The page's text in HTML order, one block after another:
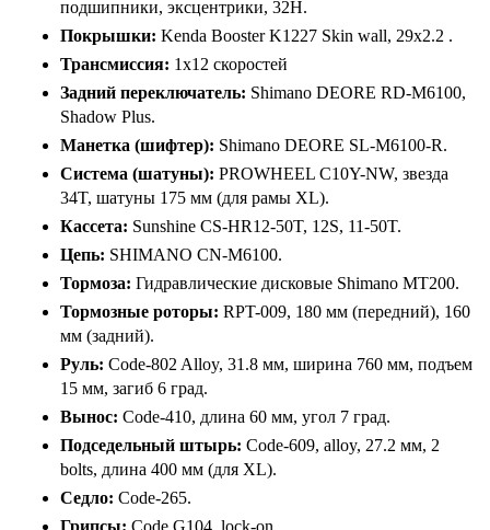
подшипники, эксцентрики, 32H.
Покрышки: Kenda Booster K1227 Skin wall, 29x2.2 .
Трансмиссия: 1x12 скоростей
Задний переключатель: Shimano DEORE RD-M6100,
Shadow Plus.
Манетка (шифтер): Shimano DEORE SL-M6100-R.
Система (шатуны): PROWHEEL C10Y-NW, звезда
34T, шатуны 175 мм (для рамы XL).
Кассета: Sunshine CS-HR12-50T, 12S, 11-50T.
Цепь: SHIMANO CN-M6100.
Тормоза: Гидравлические дисковые Shimano MT200.
Тормозные роторы: RPT-009, 180 мм (передний), 160
мм (задний).
Руль: Code-802 Alloy, 31.8 мм, ширина 760 мм, подъем
15 мм, загиб 6 град.
Вынос: Code-410, длина 60 мм, угол 7 град.
Подседельный штырь: Code-609, alloy, 27.2 мм, 2
bolts, длина 400 мм (для XL).
Седло: Code-265.
Грипсы: Code G104, lock-on.